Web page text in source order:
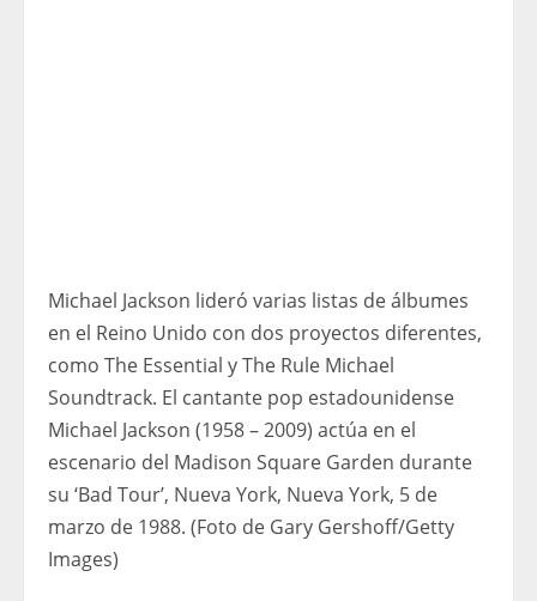
Michael Jackson lideró varias listas de álbumes
en el Reino Unido con dos proyectos diferentes,
como The Essential y The Rule Michael
Soundtrack. El cantante pop estadounidense
Michael Jackson (1958 – 2009) actúa en el
escenario del Madison Square Garden durante
su ‘Bad Tour’, Nueva York, Nueva York, 5 de
marzo de 1988. (Foto de Gary Gershoff/Getty
Images)